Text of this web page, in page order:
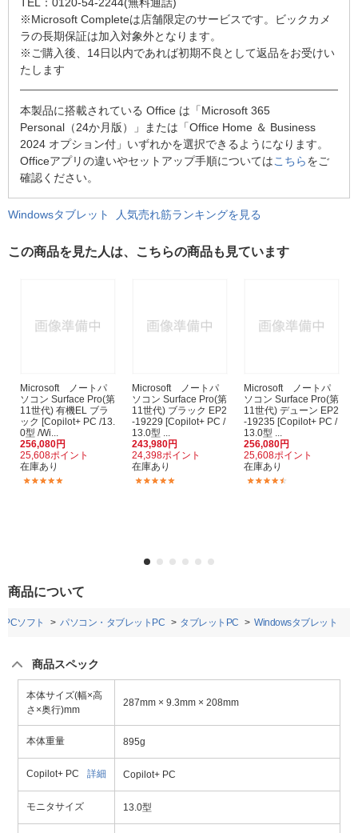
※Microsoft Completeは店舗限定のサービスです。ビックカメ
ラの長期保証は加入対象外となります。
※ご購入後、14日以内であれば初期不良として返品をお受けい
たします
本製品に搭載されている Office は「Microsoft 365
Personal（24か月版）」または「Office Home ＆ Business
2024 オプション付」いずれかを選択できるようになります。
Officeアプリの違いやセットアップ手順についてはこちらをご
確認ください。
Windowsタブレット 人気売れ筋ランキングを見る
この商品を見た人は、こちらの商品も見ています
Microsoft ノートパ
ソコン Surface Pro(第
11世代) 有機EL ブラ
ック [Copilot+ PC /13.
0型 /Wi...
256,080円
25,608ポイント
在庫あり
Microsoft ノートパ
ソコン Surface Pro(第
11世代) ブラック EP2
-19229 [Copilot+ PC /
13.0型 ...
243,980円
24,398ポイント
在庫あり
Microsoft ノートパ
ソコン Surface Pro(第
11世代) デューン EP2
-19235 [Copilot+ PC /
13.0型 ...
256,080円
25,608ポイント
在庫あり
商品について
PCソフト パソコン・タブレットPC タブレットPC Windowsタブレット
商品スペック
本体サイズ(幅×高
さ×奥行)mm
287mm × 9.3mm × 208mm
本体重量 895g
Copilot+ PC 詳細 Copilot+ PC
モニタサイズ 13.0型